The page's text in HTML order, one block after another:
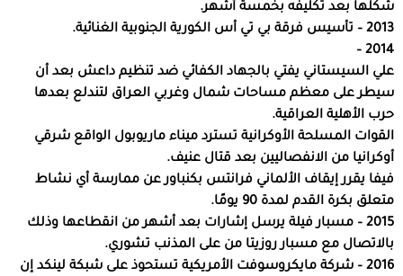
شكلها بعد تكليفه بخمسة أشهر.
2013 – تأسيس فرقة بي تي أس الكورية الجنوبية الغنائية.
2014 –
علي السيستاني يفتي بالجهاد الكفائي ضد تنظيم داعش بعد أن
سيطر على معظم مساحات شمال وغربي العراق لتندلع بعدها
حرب الأهلية العراقية.
القوات المسلحة الأوكرانية تسترد ميناء ماريوبول الواقع شرقي
أوكرانيا من الانفصاليين بعد قتال عنيف.
فيفا يقرر إيقاف الألماني فرانتس بكنباور عن ممارسة أي نشاط
متعلق بكرة القدم لمدة 90 يومًا.
2015 – مسبار فيلة يرسل إشارات بعد أشهر من انقطاعها وذلك
بالاتصال مع مسبار روزيتا من على المذنب تشوري.
2016 – شركة مايكروسوفت الأمريكية تستحوذ على شبكة لينكد إن